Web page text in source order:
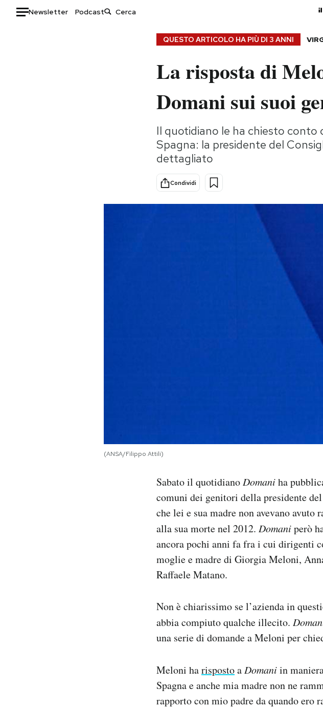
Newsletter Podcast
Ok Boomer!
Altrecose
Mondiali calcio 2026
QUESTO ARTICOLO HA PIÙ DI 3 ANNI
La risposta di
Domani sui suoi
Il quotidiano le ha chiesto conto
Spagna: la presidente del
dettagliato
Condividi
(ANSA/Filippo Attili)
Sabato il quotidianoDomaniha
comuni dei genitori della presidente
che lei e sua madre non avevano
alla sua morte nel 2012. Domaniperò
ancora pochi anni fa fra i cui dirigenti
moglie e madre di Giorgia Meloni,
Raffaele Matano.
Non è chiarissimo se l’azienda in
abbia compiuto qualche illecito.
una serie di domande a Meloni per
Meloni harispostoaDomaniin
Spagna e anche mia madre non ne
rapporto con mio padre da quando ero